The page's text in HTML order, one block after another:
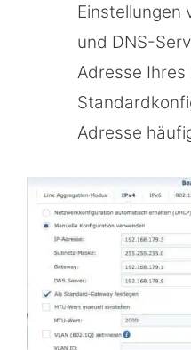
Einstellungen
und DNS-
Adresse Ihres
Adresse